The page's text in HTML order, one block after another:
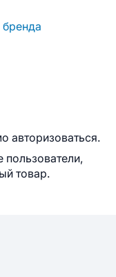
авторизоваться.
пользователи,
товар.